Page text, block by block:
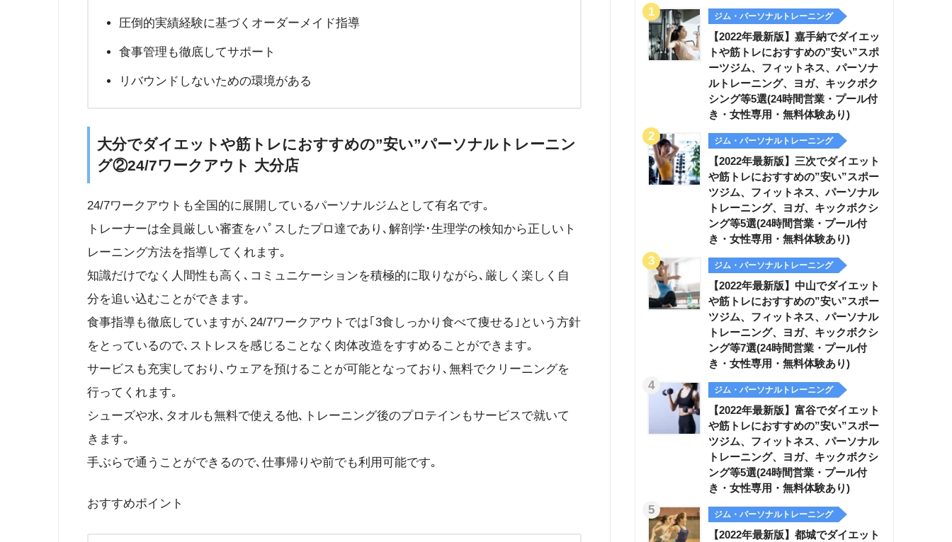
圧倒的実績経験に基づくオーダーメイド指導
食事管理も徹底してサポート
リバウンドしないための環境がある
大分でダイエットや筋トレにおすすめの”安い”パーソナルトレーニン
グ②24/7ワークアウト 大分店
24/7ワークアウトも全国的に展開しているパーソナルジムとして有名です｡
トレーナーは全員厳しい審査をハﾟスしたプロ達であり､解剖学･生理学の検知から正しいト
レーニング方法を指導してくれます｡
知識だけでなく人間性も高く､コミュニケーションを積極的に取りながら､厳しく楽しく自
分を追い込むことができます｡
食事指導も徹底していますが､24/7ワークアウトでは｢3食しっかり食べて痩せる｣という方針
をとっているので､ストレスを感じることなく肉体改造をすすめることができます｡
サービスも充実しており､ウェアを預けることが可能となっており､無料でクリーニングを
行ってくれます｡
シューズや水､タオルも無料で使える他､トレーニング後のプロテインもサービスで就いて
きます｡
手ぶらで通うことができるので､仕事帰りや前でも利用可能です｡
おすすめポイント
ジム・パーソナルトレーニング
【2022年最新版】嘉手納でダイエッ
トや筋トレにおすすめの”安い”スポ
ーツジム、フィットネス、パーソナ
ルトレーニング、ヨガ、キックボク
シング等5選(24時間営業・プール付
き・女性専用・無料体験あり)
ジム・パーソナルトレーニング
【2022年最新版】三次でダイエット
や筋トレにおすすめの”安い”スポー
ツジム、フィットネス、パーソナル
トレーニング、ヨガ、キックボクシ
ング等5選(24時間営業・プール付
き・女性専用・無料体験あり)
ジム・パーソナルトレーニング
【2022年最新版】中山でダイエット
や筋トレにおすすめの”安い”スポー
ツジム、フィットネス、パーソナル
トレーニング、ヨガ、キックボクシ
ング等7選(24時間営業・プール付
き・女性専用・無料体験あり)
ジム・パーソナルトレーニング
【2022年最新版】富谷でダイエット
や筋トレにおすすめの”安い”スポー
ツジム、フィットネス、パーソナル
トレーニング、ヨガ、キックボクシ
ング等5選(24時間営業・プール付
き・女性専用・無料体験あり)
ジム・パーソナルトレーニング
【2022年最新版】都城でダイエット